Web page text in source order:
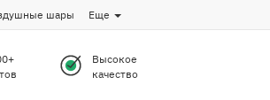
шары Еще
Высокое
качество